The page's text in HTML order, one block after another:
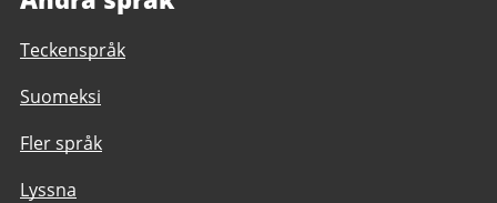
Teckenspråk
Suomeksi
Fler språk
Lyssna